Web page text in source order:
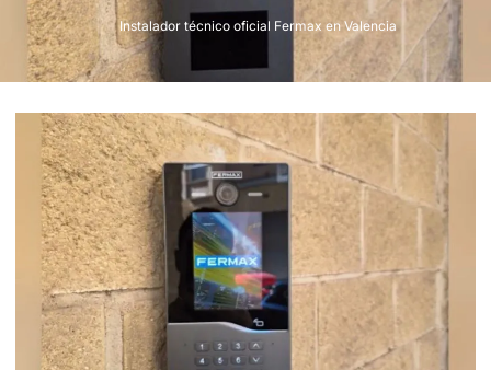
Instalador técnico oficial Fermax en Valencia